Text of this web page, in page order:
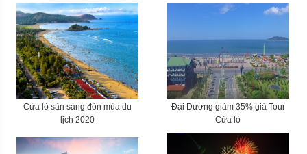
Cửa lò sãn sàng đón mùa du
lịch 2020
Đại Dương giảm 35% giá Tour
Cửa lò